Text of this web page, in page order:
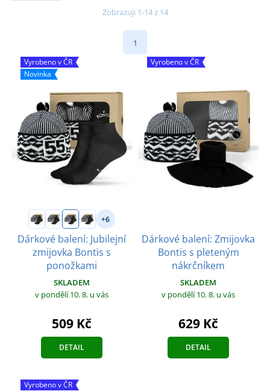
Zobrazuji 1-14 z 14
1
Vyrobeno v ČR
Novinka
+6
Dárkové balení: Jubilejní
zmijovka Bontis s
ponožkami
SKLADEM
v pondělí 10. 8. u vás
509 Kč
DETAIL
Vyrobeno v ČR
Dárkové balení: Zmijovka
Bontis s pleteným
nákrčníkem
SKLADEM
v pondělí 10. 8. u vás
629 Kč
DETAIL
Vyrobeno v ČR